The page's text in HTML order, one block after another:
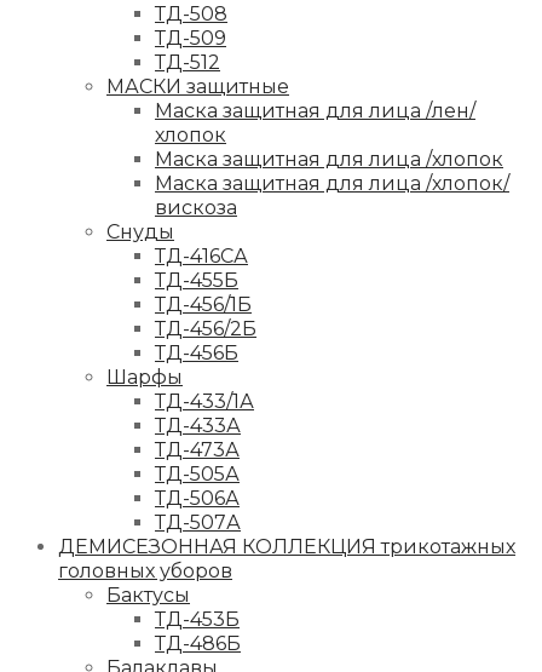
ТД-508
ТД-509
ТД-512
МАСКИ защитные
Маска защитная для лица /лен/
хлопок
Маска защитная для лица /хлопок
Маска защитная для лица /хлопок/
вискоза
Снуды
ТД-416СА
ТД-455Б
ТД-456/1Б
ТД-456/2Б
ТД-456Б
Шарфы
ТД-433/1А
ТД-433А
ТД-473А
ТД-505А
ТД-506А
ТД-507А
ДЕМИСЕЗОННАЯ КОЛЛЕКЦИЯ трикотажных
головных уборов
Бактусы
ТД-453Б
ТД-486Б